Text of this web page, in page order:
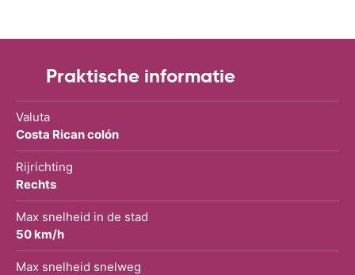
Praktische informatie
Valuta
Costa Rican colón
Rijrichting
Rechts
Max snelheid in de stad
50 km/h
Max snelheid snelweg